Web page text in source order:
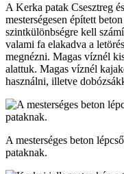
A Kerka patak Csesztreg
mesterségesen épített
szintkülönbségre kell
valami fa elakadva a
megnézni. Magas víznél
alattuk. Magas víznél
használni, illetve
A mesterséges beton
pataknak.